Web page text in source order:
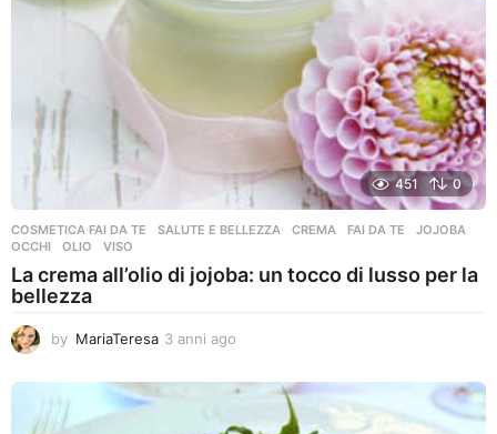
451 0
COSMETICA FAI DA TE ,SALUTE E BELLEZZA CREMA ,FAI DA TE ,JOJOBA
OCCHI
,OLIO ,VISO
La crema all’olio di jojoba: un tocco di lusso per la
bellezza
by MariaTeresa 3 anni ago
n
i